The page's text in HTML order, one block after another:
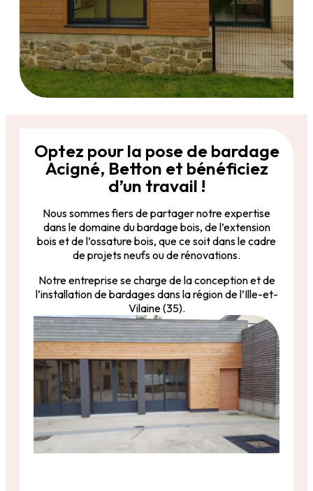
Optez pour la pose de bardage
Acigné, Betton et bénéficiez
d’un travail !
Nous sommes fiers de partager notre expertise
dans le domaine du bardage bois, de l’extension
bois et de l’ossature bois, que ce soit dans le cadre
de projets neufs ou de rénovations.
Notre entreprise se charge de la conception et de
l’installation de bardages dans la région de l’Ille-et-
Vilaine (35).